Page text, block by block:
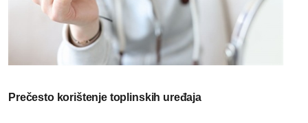
Prečesto korištenje toplinskih uređaja